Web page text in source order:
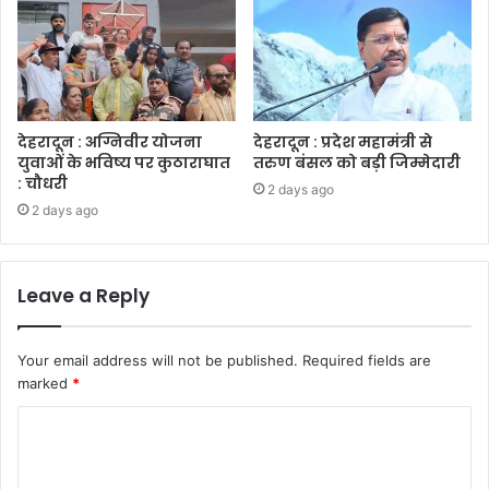
देहरादून : अग्निवीर योजना
युवाओं के भविष्य पर कुठाराघात
: चौधरी
2 days ago
देहरादून : प्रदेश महामंत्री से
तरुण बंसल को बड़ी जिम्मेदारी
2 days ago
Leave a Reply
Your email address will not be published. Required fields are
marked *